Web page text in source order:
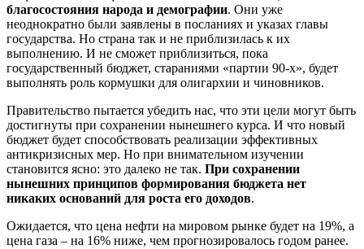
благосостояния народа и демографии. Они уже
неоднократно были заявлены в посланиях и указах главы
государства. Но страна так и не приблизилась к их
выполнению. И не сможет приблизиться, пока
государственный бюджет, стараниями «партии 90-х», будет
выполнять роль кормушки для олигархии и чиновников.
Правительство пытается убедить нас, что эти цели могут быть
достигнуты при сохранении нынешнего курса. И что новый
бюджет будет способствовать реализации эффективных
антикризисных мер. Но при внимательном изучении
становится ясно: это далеко не так. При сохранении
нынешних принципов формирования бюджета нет
никаких оснований для роста его доходов.
Ожидается, что цена нефти на мировом рынке будет на 19%, а
цена газа – на 16% ниже, чем прогнозировалось годом ранее.